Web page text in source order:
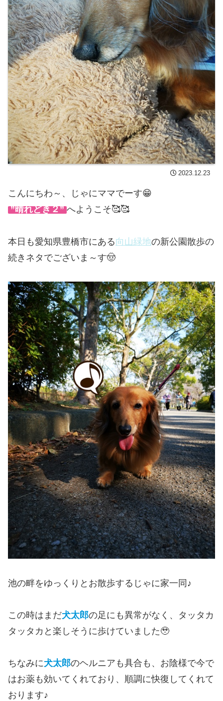
2023.12.23
こんにちわ～、じゃにママでーす😁
”晴れどき２” へようこそ🥰🥰
本日も愛知県豊橋市にある向山緑地の新公園散歩の
続きネタでございま～す🤠
池の畔をゆっくりとお散歩するじゃに家一同♪
この時はまだ犬太郎の足にも異常がなく、タッタカ
タッタカと楽しそうに歩けていました🥹
ちなみに犬太郎のヘルニアも具合も、お陰様で今で
はお薬も効いてくれており、順調に快復してくれて
おります♪